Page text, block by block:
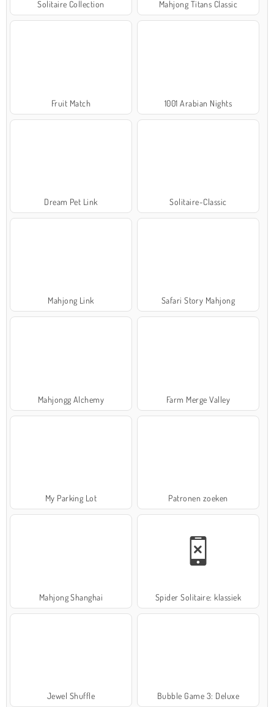
Solitaire Collection Mahjong Titans Classic
Fruit Match 1001 Arabian Nights
Dream Pet Link Solitaire-Classic
Mahjong Link Safari Story Mahjong
Mahjongg Alchemy Farm Merge Valley
My Parking Lot Patronen zoeken
Mahjong Shanghai Spider Solitaire: klassiek
Jewel Shuffle Bubble Game 3: Deluxe